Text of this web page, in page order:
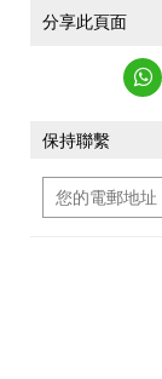
分享此頁面
保持聯繫